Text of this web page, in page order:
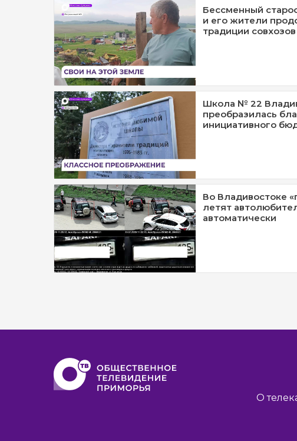
Бессменный
и его жители
традиции совхозов
Школа № 22
преобразилась
инициативного
Во Владивостоке
летят
автоматически
О